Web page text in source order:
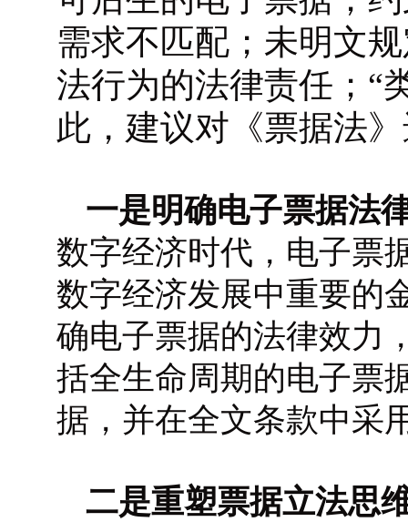
需求不匹配；未明文
法行为的法律责任；“
此，建议对《票据法
一是明确电子票据法
数字经济时代，电子票
数字经济发展中重要的
确电子票据的法律效力
括全生命周期的电子票
据，并在全文条款中采
二是重塑票据立法思